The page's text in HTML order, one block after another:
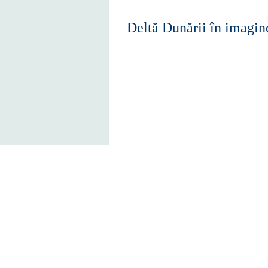
Deltă Dunării în